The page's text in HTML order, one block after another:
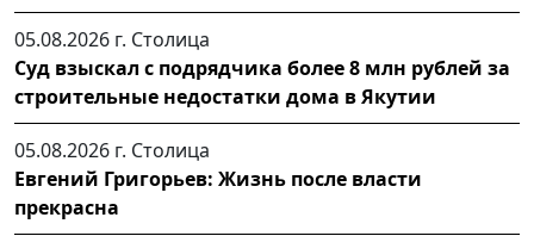
05.08.2026 г. Столица
Суд взыскал с подрядчика более 8 млн рублей за
строительные недостатки дома в Якутии
05.08.2026 г. Столица
Евгений Григорьев: Жизнь после власти
прекрасна